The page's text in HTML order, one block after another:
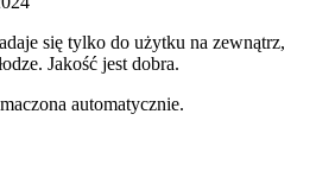
się tylko do użytku na zewnątrz,
Jakość jest dobra.
automatycznie.